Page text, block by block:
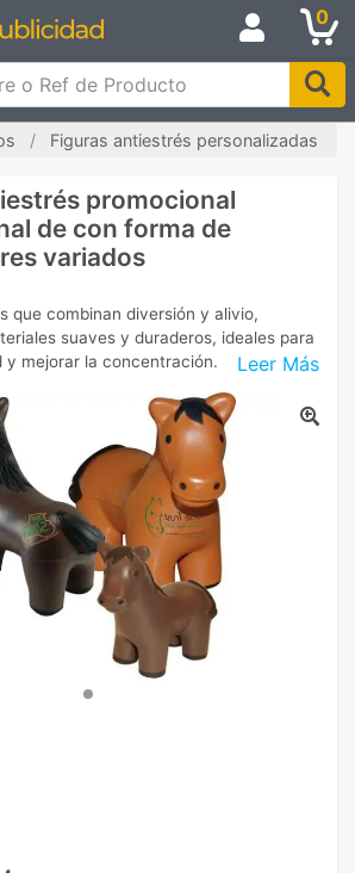
0
o Ref de Producto
Figuras antiestrés personalizadas
promocional
de con forma de
variados
Leer Más
que combinan diversión y alivio,
suaves y duraderos, ideales para
y mejorar la concentración.